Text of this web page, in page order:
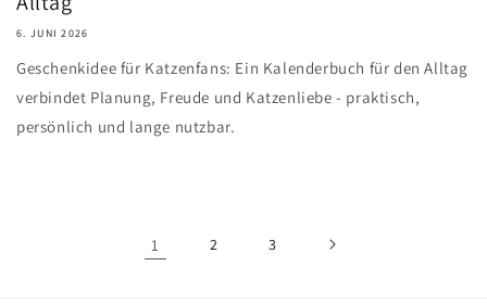
6. JUNI 2026
Geschenkidee für Katzenfans: Ein Kalenderbuch für den Alltag
verbindet Planung, Freude und Katzenliebe - praktisch,
persönlich und lange nutzbar.
1 2 3